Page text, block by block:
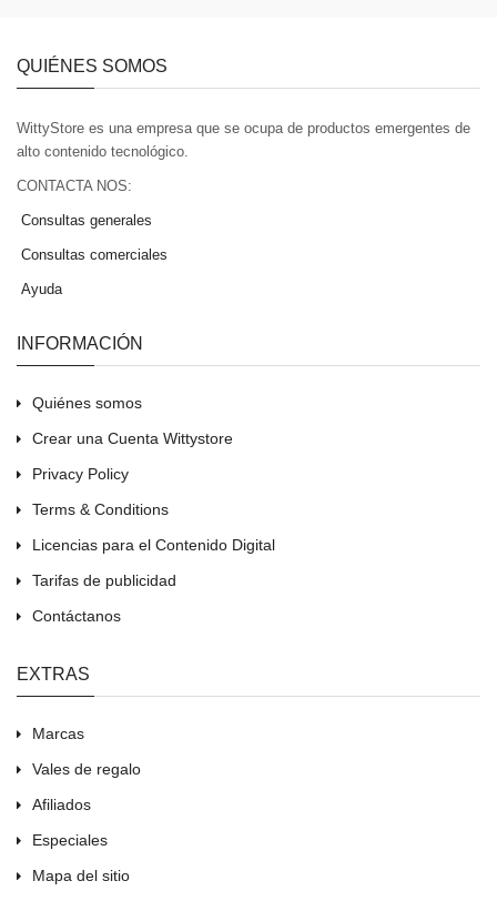
QUIÉNES SOMOS
WittyStore es una empresa que se ocupa de productos emergentes de
alto contenido tecnológico.
CONTACTA NOS:
Consultas generales
Consultas comerciales
Ayuda
INFORMACIÓN
Quiénes somos
Crear una Cuenta Wittystore
Privacy Policy
Terms & Conditions
Licencias para el Contenido Digital
Tarifas de publicidad
Contáctanos
EXTRAS
Marcas
Vales de regalo
Afiliados
Especiales
Mapa del sitio